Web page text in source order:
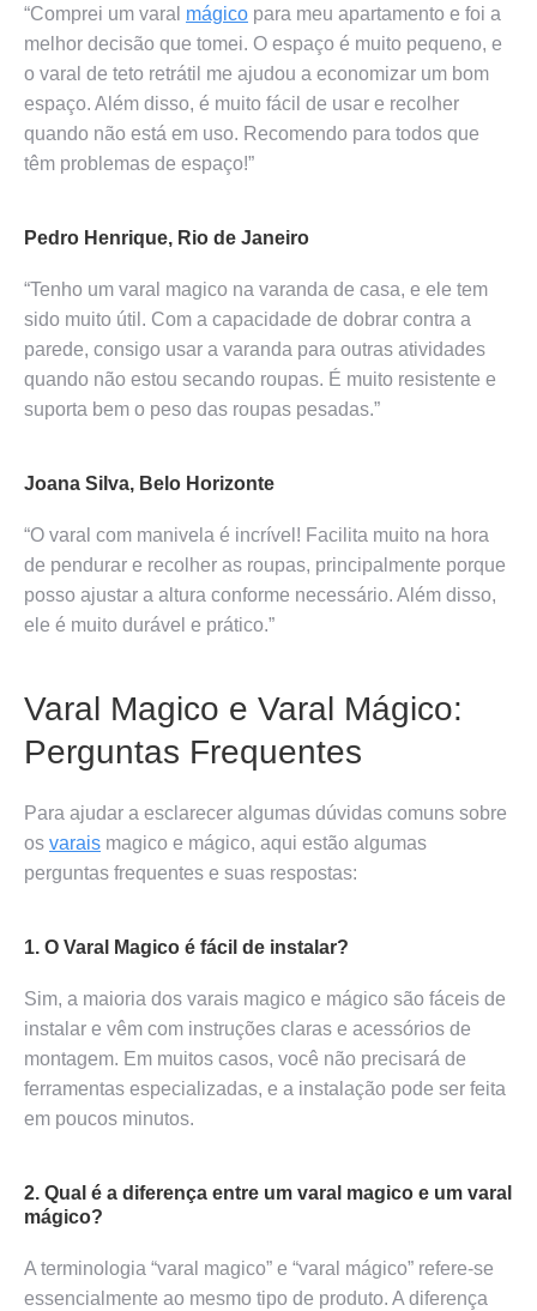
“Comprei um varal mágico para meu apartamento e foi a
melhor decisão que tomei. O espaço é muito pequeno, e
o varal de teto retrátil me ajudou a economizar um bom
espaço. Além disso, é muito fácil de usar e recolher
quando não está em uso. Recomendo para todos que
têm problemas de espaço!”
Pedro Henrique, Rio de Janeiro
“Tenho um varal magico na varanda de casa, e ele tem
sido muito útil. Com a capacidade de dobrar contra a
parede, consigo usar a varanda para outras atividades
quando não estou secando roupas. É muito resistente e
suporta bem o peso das roupas pesadas.”
Joana Silva, Belo Horizonte
“O varal com manivela é incrível! Facilita muito na hora
de pendurar e recolher as roupas, principalmente porque
posso ajustar a altura conforme necessário. Além disso,
ele é muito durável e prático.”
Varal Magico e Varal Mágico:
Perguntas Frequentes
Para ajudar a esclarecer algumas dúvidas comuns sobre
os varais magico e mágico, aqui estão algumas
perguntas frequentes e suas respostas:
1. O Varal Magico é fácil de instalar?
Sim, a maioria dos varais magico e mágico são fáceis de
instalar e vêm com instruções claras e acessórios de
montagem. Em muitos casos, você não precisará de
ferramentas especializadas, e a instalação pode ser feita
em poucos minutos.
2. Qual é a diferença entre um varal magico e um varal
mágico?
A terminologia “varal magico” e “varal mágico” refere-se
essencialmente ao mesmo tipo de produto. A diferença